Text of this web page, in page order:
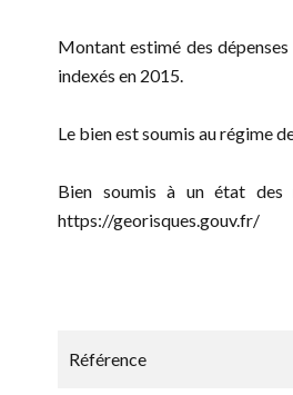
Montant estimé des
indexés en 2015.
Le bien est soumis au régime
Bien soumis à un état des
https://georisques.gouv.fr/
Référence